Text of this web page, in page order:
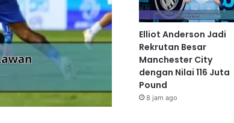
Elliot Anderson Jadi
Rekrutan Besar
Manchester City
dengan Nilai 116 Juta
Pound
8 jam ago